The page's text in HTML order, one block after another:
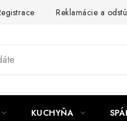
Reklamácie a
KUCHYŇA